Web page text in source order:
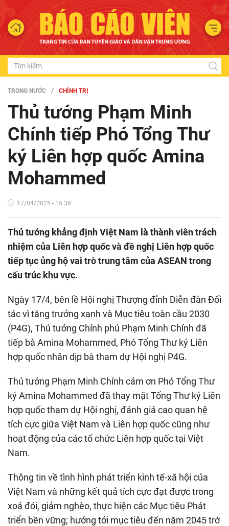
TRONG NƯỚC CHÍNH TRỊ
Thủ tướng Phạm Minh
Chính tiếp Phó Tổng Thư
ký Liên hợp quốc Amina
Mohammed
17/04/2025 - 15:36'
Thủ tướng khẳng định Việt Nam là thành viên trách
nhiệm của Liên hợp quốc và đề nghị Liên hợp quốc
tiếp tục ủng hộ vai trò trung tâm của ASEAN trong
cấu trúc khu vực.
Ngày 17/4, bên lề Hội nghị Thượng đỉnh Diễn đàn Đối
tác vì tăng trưởng xanh và Mục tiêu toàn cầu 2030
(P4G), Thủ tướng Chính phủ Phạm Minh Chính đã
tiếp bà Amina Mohammed, Phó Tổng Thư ký Liên
hợp quốc nhân dịp bà tham dự Hội nghị P4G.
Thủ tướng Phạm Minh Chính cảm ơn Phó Tổng Thư
ký Amina Mohammed đã thay mặt Tổng Thư ký Liên
hợp quốc tham dự Hội nghị, đánh giá cao quan hệ
tích cực giữa Việt Nam và Liên hợp quốc cũng như
hoạt động của các tổ chức Liên hợp quốc tại Việt
Nam.
Thông tin về tình hình phát triển kinh tế-xã hội của
Việt Nam và những kết quả tích cực đạt được trong
xoá đói, giảm nghèo, thực hiện các Mục tiêu Phát
triển bền vững; hướng tới mục tiêu đến năm 2045 trở